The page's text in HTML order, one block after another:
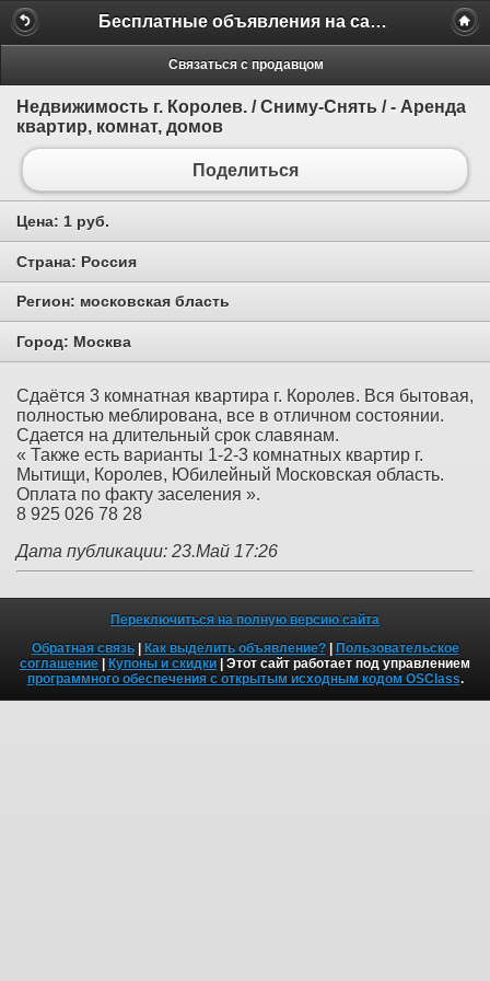
Бесплатные объявления на сайте MILAMO.ru
Связаться с продавцом
Недвижимость г. Королев. / Сниму-Снять / - Аренда
квартир, комнат, домов
Поделиться
Цена: 1 руб.
Страна: Россия
Регион: московская бласть
Город: Москва
Сдаётся 3 комнатная квартира г. Королев. Вся бытовая,
полностью меблирована, все в отличном состоянии.
Сдается на длительный срок славянам.
« Также есть варианты 1-2-3 комнатных квартир г.
Мытищи, Королев, Юбилейный Московская область.
Оплата по факту заселения ».
8 925 026 78 28
Дата публикации: 23.Май 17:26
Переключиться на полную версию сайта
Обратная связь| Как выделить объявление?| Пользовательское
соглашение | Купоны и скидки | Этот сайт работает под управлением
программного обеспечения с открытым исходным кодом OSClass.